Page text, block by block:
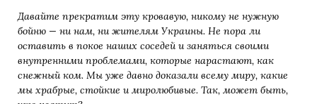
Давайте прекратим эту кровавую, никому не нужную
бойню — ни нам, ни жителям Украины. Не пора ли
оставить в покое наших соседей и заняться своими
внутренними проблемами, которые нарастают, как
снежный ком. Мы уже давно доказали всему миру, какие
мы храбрые, стойкие и миролюбивые. Так, может быть,